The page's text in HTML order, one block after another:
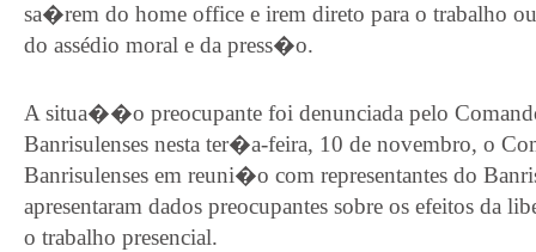
sa�rem do home office e irem direto para o trabalho
do assédio moral e da press�o.
A situa��o preocupante foi denunciada pelo
Banrisulenses nesta ter�a-feira, 10 de novembro, o
Banrisulenses em reuni�o com representantes do
apresentaram dados preocupantes sobre os efeitos da
o trabalho presencial.